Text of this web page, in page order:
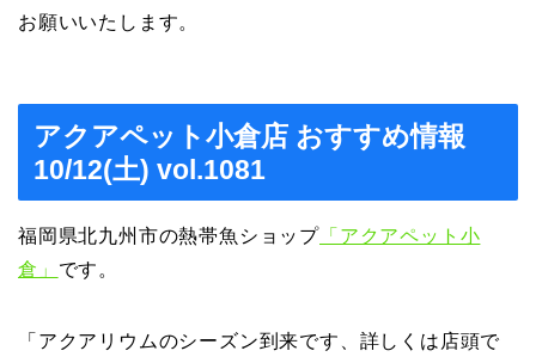
お願いいたします。
アクアペット小倉店 おすすめ情報
10/12(土) vol.1081
福岡県北九州市の熱帯魚ショップ 「アクアペット小
倉」 です。
「アクアリウムのシーズン到来です、詳しくは店頭で